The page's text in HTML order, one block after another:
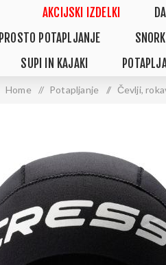
AKCIJSKI IZDELKI
PROSTO POTAPLJANJE
SUPI IN KAJAKI
Home / Potapljanje / Čevlji,